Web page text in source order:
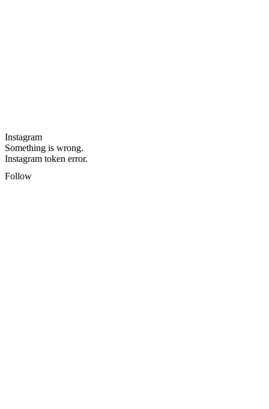
Instagram
Something is wrong.
Instagram token error.
Follow